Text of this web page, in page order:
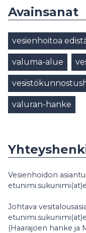
Avainsanat
vesienhoitoa
valuma-alue
valuran-hanke
Vesienhoidon
Johtava
(Haarajoen hanke